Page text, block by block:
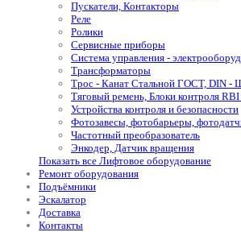
Пускатели, Контакторы
Реле
Ролики
Сервисные приборы
Система управления -
Трансформаторы
Трос - Канат Стальной ГОСТ, DIN -
Тяговый ремень, Блоки контроля
Устройства контроля и безопасности
Фотозавесы, фотобарьеры,
Частотный преобразователь
Энкодер, Датчик вращения
Показать все Лифтовое оборудование
Ремонт оборудования
Подъёмники
Эскалатор
Доставка
Контакты